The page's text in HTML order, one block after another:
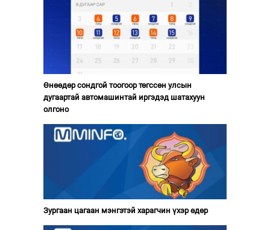
Өнөөдөр сондгой тоогоор төгссөн улсын
дугаартай автомашинтай иргэдэд шатахуун
олгоно
Зургаан цагаан мэнгэтэй харагчин үхэр өдөр